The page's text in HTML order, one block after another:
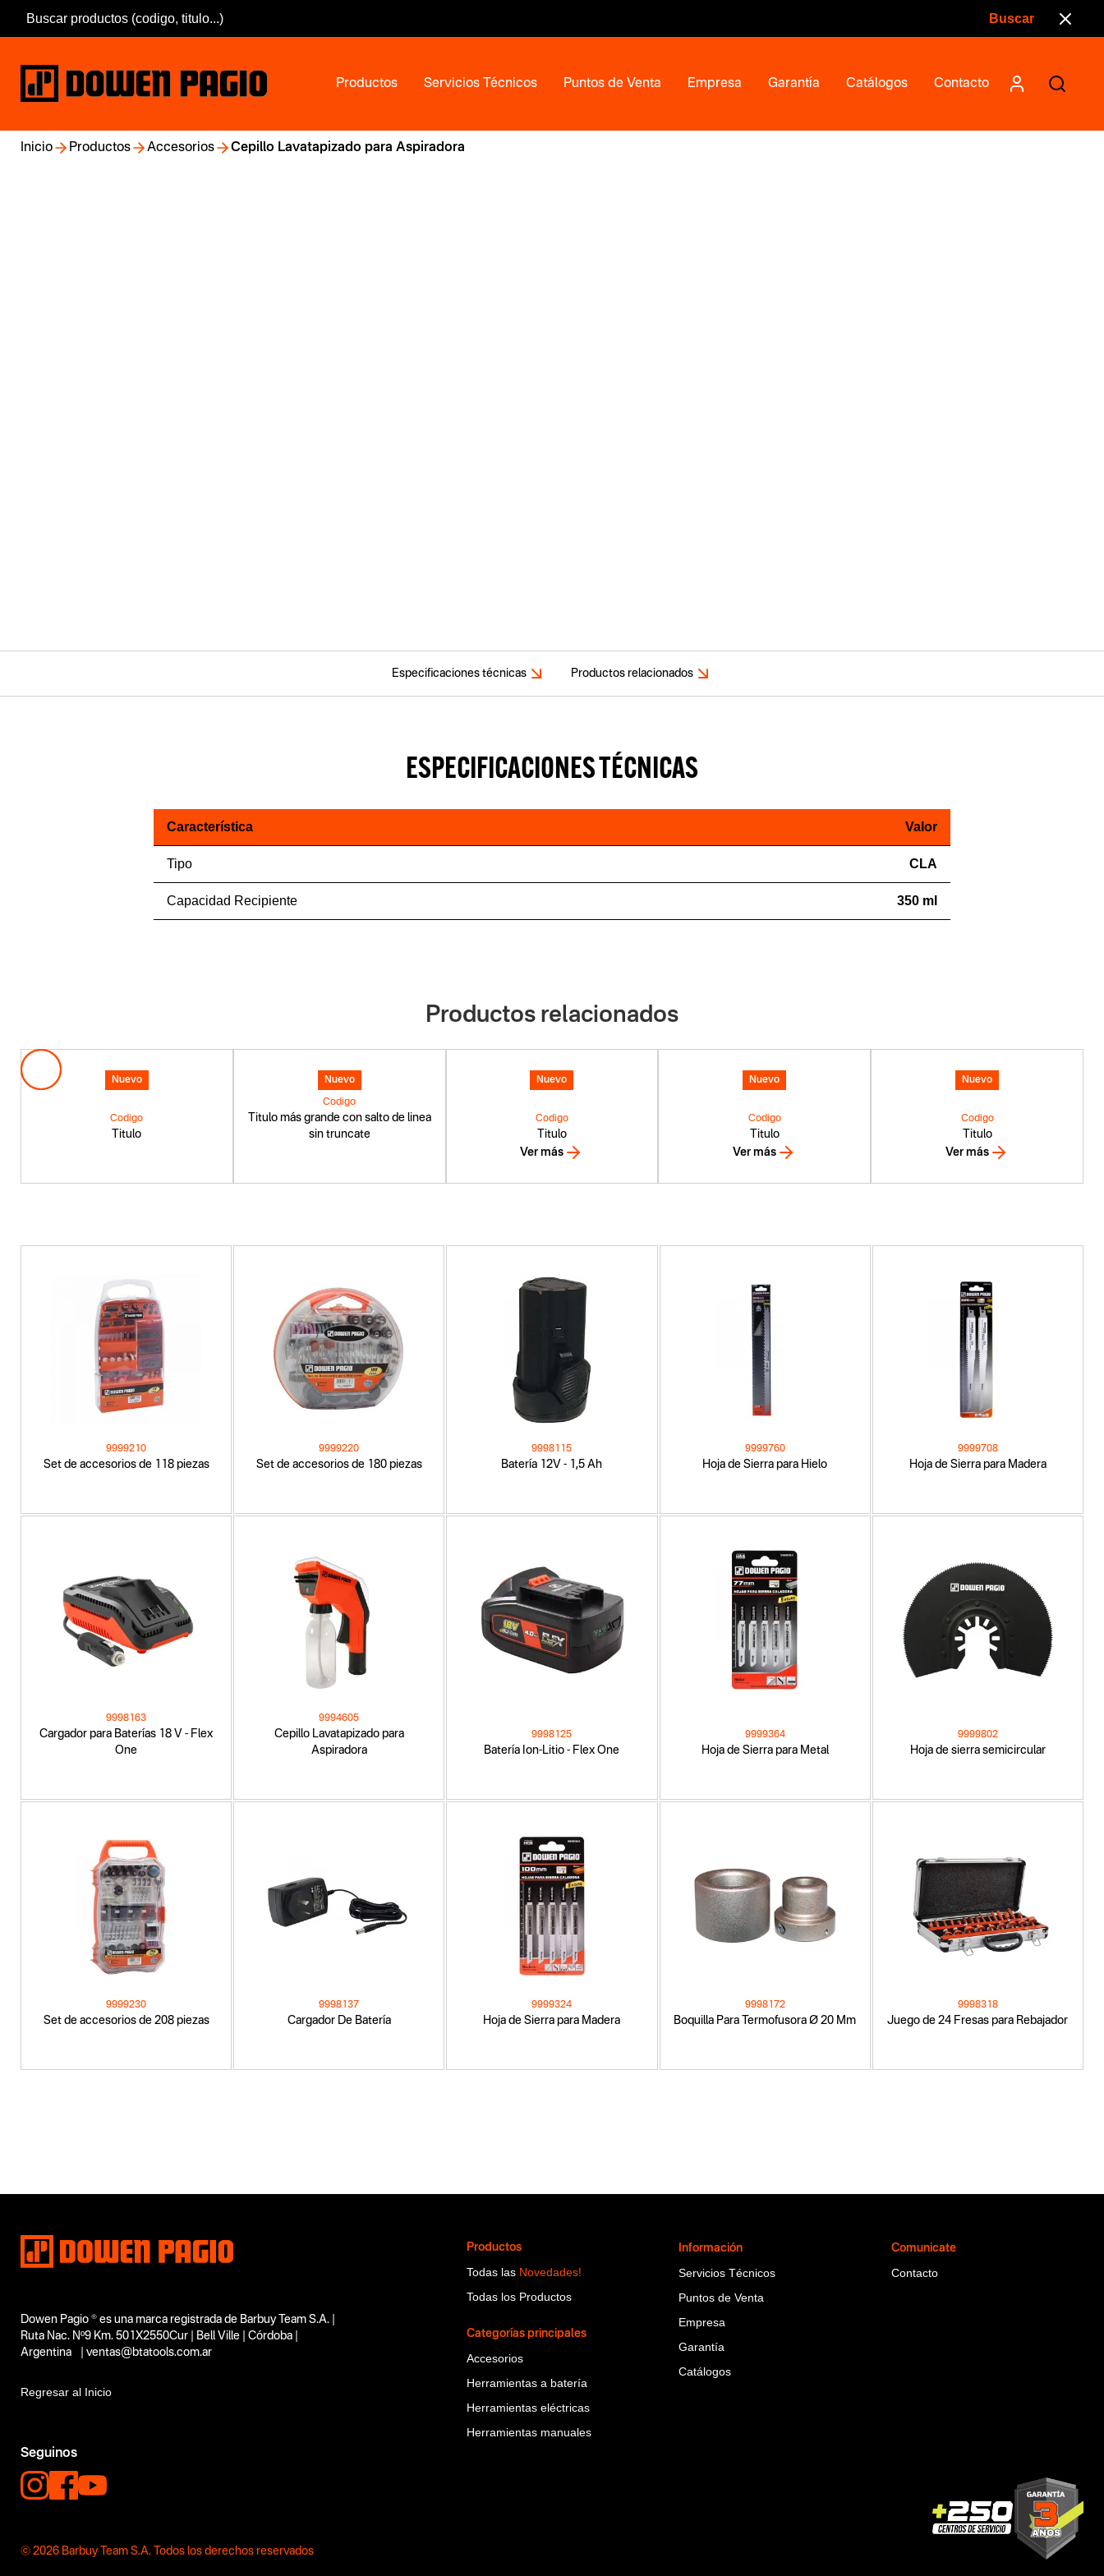
Productos Servicios Técnicos Puntos de Venta Empresa Garantía Catálogos Contacto
Inicio Productos Accesorios Cepillo Lavatapizado para Aspiradora
Especificaciones técnicas Productos relacionados
ESPECIFICACIONES TÉCNICAS
Característica Valor
Tipo CLA
Capacidad Recipiente 350 ml
Productos relacionados
Nuevo
Titulo
Codigo
Nuevo
Titulo más grande con salto de linea
sin truncate
Codigo
Nuevo
Titulo
Codigo
Ver más
Nuevo
Titulo
Codigo
Ver más
Nuevo
Titulo
Codigo
Ver más
Set de accesorios de 118 piezas
9999210
Set de accesorios de 180 piezas
9999220
Batería 12V - 1,5 Ah
9998115
Hoja de Sierra para Hielo
9999760
Hoja de Sierra para Madera
9999708
Cargador para Baterías 18 V - Flex
One
9998163
Cepillo Lavatapizado para
Aspiradora
9994605
Batería Ion-Litio - Flex One
9998125
Hoja de Sierra para Metal
9999364
Hoja de sierra semicircular
9999802
Set de accesorios de 208 piezas
9999230
Cargador De Batería
9998137
Hoja de Sierra para Madera
9999324
Boquilla Para Termofusora Ø 20 Mm
9998172
Juego de 24 Fresas para Rebajador
9998318
Segmentos - pendiente
No items found.
Funcion o uso
Tecnologia
Dowen Pagio ® es una marca registrada de Barbuy Team S.A. |
Ruta Nac. Nº9 Km. 501X2550Cur | Bell Ville | Córdoba |
Argentina | ventas@btatools.com.ar
Regresar al Inicio
Seguinos
© 2026 Barbuy Team S.A. Todos los derechos reservados
Productos
Todas las Novedades!
Todas los Productos
Categorías principales
Accesorios
Herramientas a batería
Herramientas eléctricas
Herramientas manuales
Información
Servicios Técnicos
Puntos de Venta
Empresa
Garantía
Catálogos
Comunicate
Contacto